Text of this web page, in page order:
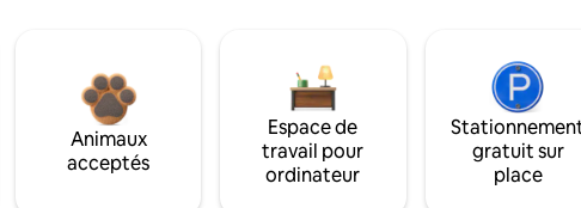
Animaux
acceptés
Espace de
travail pour
ordinateur
gratuit sur
place